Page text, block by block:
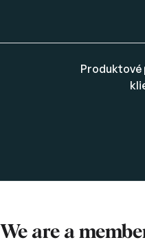
Produktové
We are a